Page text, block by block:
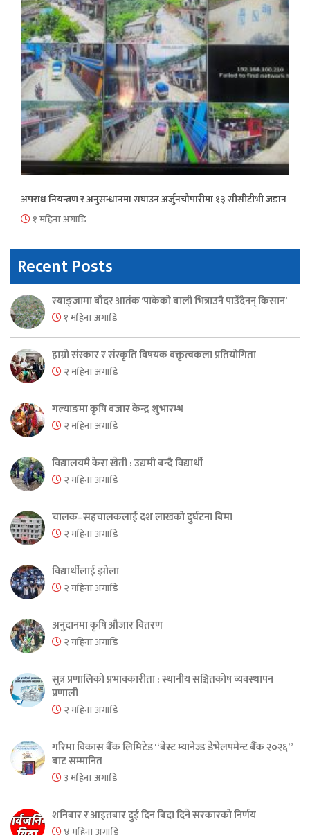
अपराध नियन्त्रण र अनुसन्धानमा सघाउन अर्जुनचौपारीमा १३ सीसीटीभी जडान
१ महिना अगाडि
Recent Posts
स्याङ्जामा बाँदर आतंक ‘पाकेको बाली भित्राउनै पाउँदैनन् किसान’
१ महिना अगाडि
हाम्रो संस्कार र संस्कृति विषयक वक्तृत्वकला प्रतियोगिता
२ महिना अगाडि
गल्याङमा कृषि बजार केन्द्र शुभारम्भ
२ महिना अगाडि
विद्यालयमै केरा खेती : उद्यमी बन्दै विद्यार्थी
२ महिना अगाडि
चालक–सहचालकलाई दश लाखको दुर्घटना बिमा
२ महिना अगाडि
विद्यार्थीलाई झोला
२ महिना अगाडि
अनुदानमा कृषि औजार वितरण
२ महिना अगाडि
सुत्र प्रणालिको प्रभावकारीता : स्थानीय सञ्चितकोष व्यवस्थापन
प्रणाली
२ महिना अगाडि
गरिमा विकास बैंक लिमिटेड “बेस्ट म्यानेज्ड डेभेलपमेन्ट बैंक २०२६”
बाट सम्मानित
३ महिना अगाडि
शनिबार र आइतबार दुई दिन बिदा दिने सरकारको निर्णय